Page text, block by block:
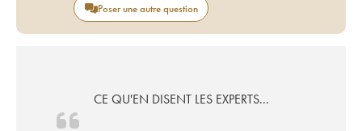
Poser une autre question
CE QU'EN DISENT LES EXPERTS...